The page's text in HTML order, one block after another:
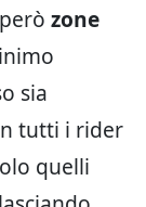
zone
sia
tutti i rider
quelli